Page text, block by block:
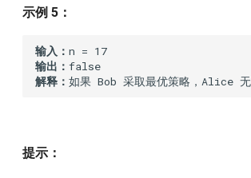
300
296
38
33
示例 5：
输入：
输出：
解释：
提示：